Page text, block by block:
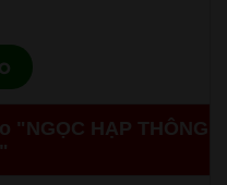
"NGỌC HẠP THÔNG